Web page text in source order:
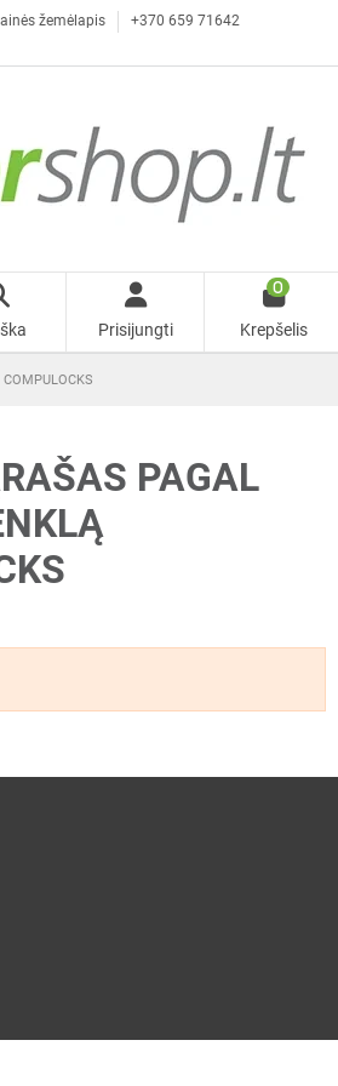
žemėlapis
+370 659 71642
Prisijungti
0
Krepšelis
COMPULOCKS
PAGAL